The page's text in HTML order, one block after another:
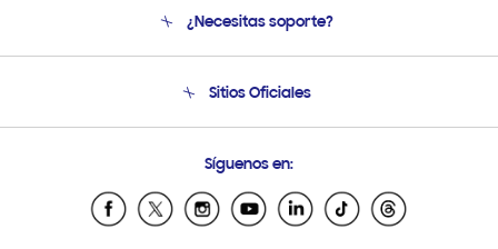
Soporte
Condiciones de Compra
¿Necesitas soporte?
Soporte vía eMail
Sitios Oficiales
Samsung Ecuador
Samsung El Salvador
Síguenos en: